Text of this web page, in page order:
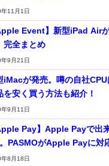
11月1日
Event】新型iPad Air
完全まとめ
9月21日
iMacが発売。噂の自社
を安く買う方法も紹介！
9月11日
Pay】Apple Payで出
PASMOがApple Payに対
8月18日